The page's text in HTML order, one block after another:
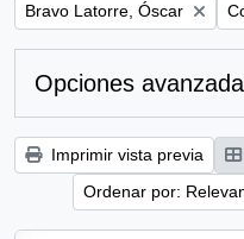
Remove filter:
Bravo Latorre, Óscar
Opciones
Imprimir vista previa
Ordenar por: